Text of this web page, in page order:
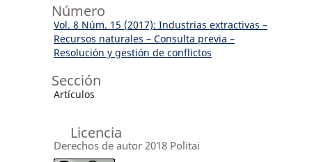
Número
Vol. 8 Núm. 15 (2017): Industrias extractivas –
Recursos naturales – Consulta previa –
Resolución y gestión de conflictos
Sección
Artículos
Licencia
Derechos de autor 2018 Politai